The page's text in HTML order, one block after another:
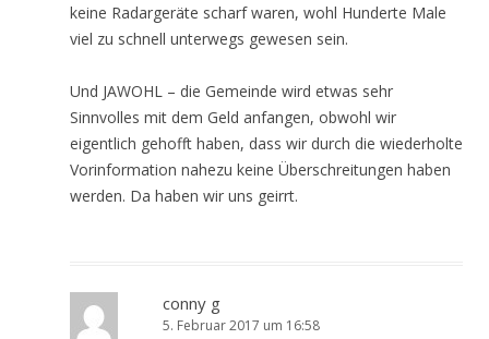
keine Radargeräte scharf waren, wohl Hunderte Male
viel zu schnell unterwegs gewesen sein.
Und JAWOHL – die Gemeinde wird etwas sehr
Sinnvolles mit dem Geld anfangen, obwohl wir
eigentlich gehofft haben, dass wir durch die wiederholte
Vorinformation nahezu keine Überschreitungen haben
werden. Da haben wir uns geirrt.
conny g
5. Februar 2017 um 16:58